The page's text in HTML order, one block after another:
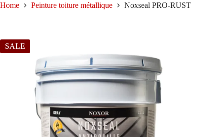
Home Peinture toiture métallique Noxseal PRO-RUST
SALE